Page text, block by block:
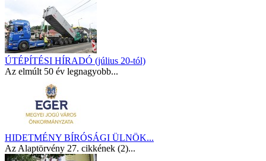
ÚTÉPÍTÉSI HÍRADÓ (július 20-tól)
Az elmúlt 50 év legnagyobb...
HIDETMÉNY BÍRÓSÁGI ÜLNÖK...
Az Alaptörvény 27. cikkének (2)...